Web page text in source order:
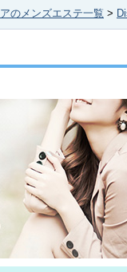
のメンズエステ一覧 >